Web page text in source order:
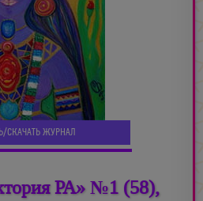
СКАЧАТЬ ЖУРНАЛ
РА» №1 (58),